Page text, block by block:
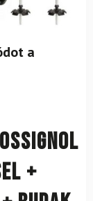
a
+